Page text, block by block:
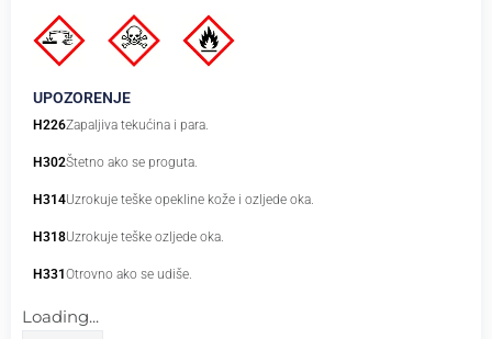
UPOZORENJE
H226Zapaljiva tekućina i para.
H302Štetno ako se proguta.
H314Uzrokuje teške opekline kože i ozljede oka.
H318Uzrokuje teške ozljede oka.
H331Otrovno ako se udiše.
Loading...